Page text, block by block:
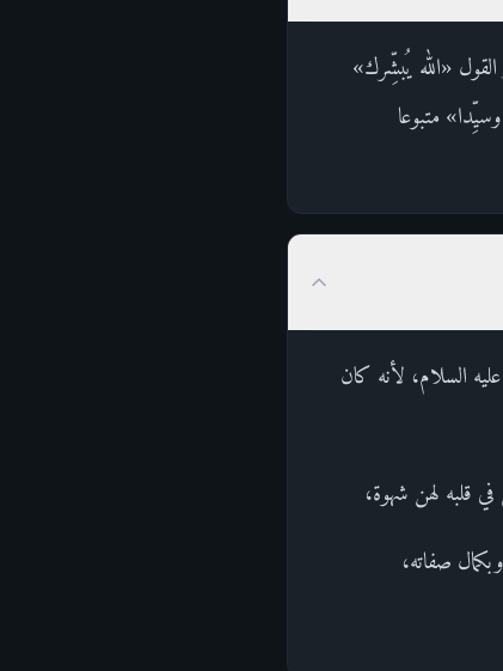
«الله يُبشِّرك»
متبوعا
السلام، لأنه كان
قلبه لهن شهوة،
صفاته،